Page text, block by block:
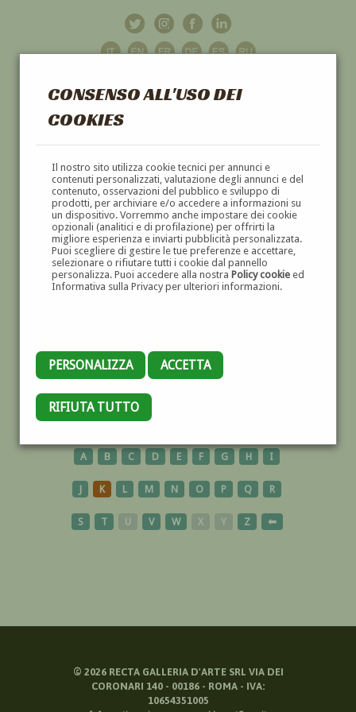
CONSENSO ALL'USO DEI
COOKIES
Il nostro sito utilizza cookie tecnici per annunci e
contenuti personalizzati, valutazione degli annunci e del
contenuto, osservazioni del pubblico e sviluppo di
prodotti, per archiviare e/o accedere a informazioni su
un dispositivo. Vorremmo anche impostare dei cookie
opzionali (analitici e di profilazione) per offrirti la
migliore esperienza e inviarti pubblicità personalizzata.
Puoi scegliere di gestire le tue preferenze e accettare,
selezionare o rifiutare tutti i cookie dal pannello
personalizza. Puoi accedere alla nostra Policy cookieed
Informativa sulla Privacy per ulteriori informazioni.
PERSONALIZZA ACCETTA
RIFIUTA TUTTO
GALLERIAD'ARTE
DIPINTI E SCULTURE '800 E '900
MASONITE
A B C D E F G H I
J K L M N O P Q R
S T U V W X Y Z ⬅
© 2026RECTA GALLERIA D'ARTE SRL VIA DEI
CORONARI 140 - 00186 - ROMA - IVA:
10654351005